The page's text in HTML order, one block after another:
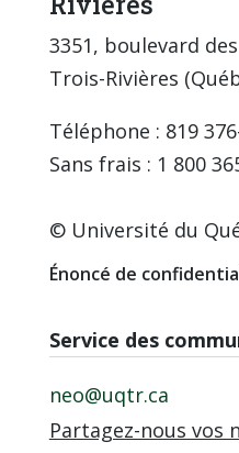
3351, boulevard
Trois-Rivières
Téléphone : 819
Sans frais : 1 800
© Université du
Énoncé de
Service des
neo@uqtr.ca
Partagez-nous vos